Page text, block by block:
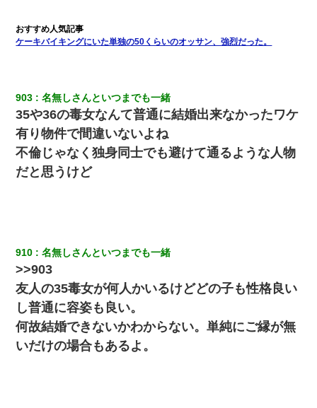
医者「糖尿病で余命1年です」 ワイ「知らんわｗどうせ死ぬなら
食べる量増やすわｗ」→結果ｗｗｗｗｗ
→思わず手を叩いて振り払ったら…
３２歳俺「ずっと好きでした！！付き合って下さい！」 ２５歳
彼女「うん！！絶対幸せになろうね！！！！」 → ７年後ｗｗ
ｗｗｗ
【衝撃】ヤンキー女に「サせて」って言った結果
妹が嘘つきな元カレと寄りを戻してしまったという話をしていた
ら、旦那の顔が曇って雰囲気が一転。そそくさと話を切り上げて
いつもより早く寝付いてしまった…｜生活｜ワロタあんてな
ケーキバイキングにいた単独の50くらいのオッサン、強烈だった。
903 名無しさんといつまでも一緒
35や36の毒女なんて普通に結婚出来なかったワケ
有り物件で間違いないよね
不倫じゃなく独身同士でも避けて通るような人物
だと思うけど
910 名無しさんといつまでも一緒
>>903
友人の35毒女が何人かいるけどどの子も性格良い
し普通に容姿も良い。
何故結婚できないかわからない。単純にご縁が無
いだけの場合もあるよ。